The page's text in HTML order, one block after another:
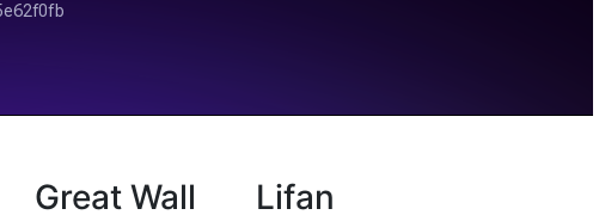
Great Wall Lifan